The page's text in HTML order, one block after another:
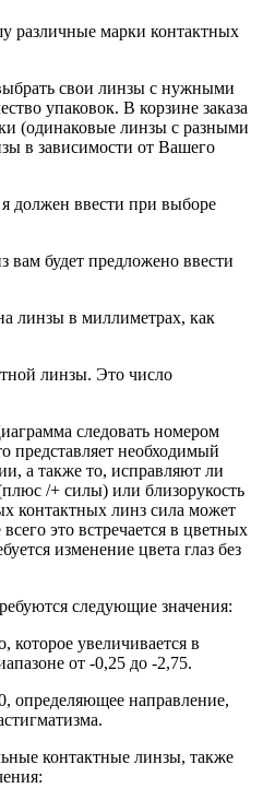
различные марки контактных
свои линзы с нужными
упаковок. В корзине заказа
(одинаковые линзы с разными
в зависимости от Вашего
должен ввести при выборе
вам будет предложено ввести
линзы в миллиметрах, как
линзы. Это число
следовать номером
представляет необходимый
а также то, исправляют ли
/+ силы) или близорукость
контактных линз сила может
это встречается в цветных
изменение цвета глаз без
следующие значения:
увеличивается в
от -0,25 до -2,75.
определяющее направление,
контактные линзы, также